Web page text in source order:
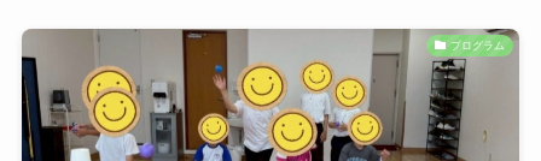
プログラム